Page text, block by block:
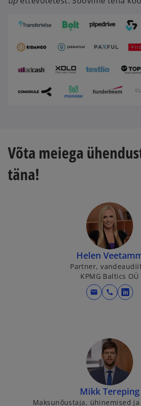
Võta meiega
täna!
Helen
Partner,
KPMG Baltics OÜ
mail call
o
s
n
a
n
e
Mikk Tereping
Maksunõustaja, ühinemised